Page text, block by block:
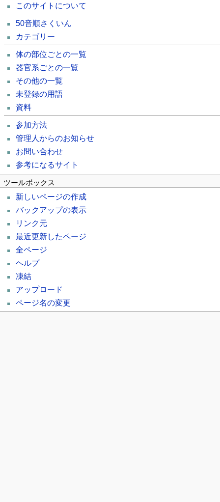
このサイトについて
50音順さくいん
カテゴリー
体の部位ごとの一覧
器官系ごとの一覧
その他の一覧
未登録の用語
資料
参加方法
管理人からのお知らせ
お問い合わせ
参考になるサイト
ツールボックス
新しいページの作成
バックアップの表示
リンク元
最近更新したページ
全ページ
ヘルプ
凍結
アップロード
ページ名の変更